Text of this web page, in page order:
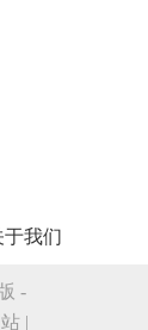
于我们
-
|